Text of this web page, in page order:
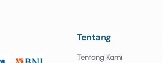
Tentang
Tentang Kami